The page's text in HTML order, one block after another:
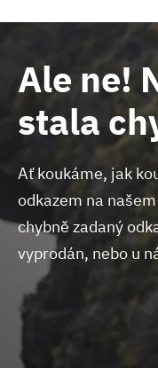
Ale ne!
stala
Ať koukáme, jak
odkazem na
chybně zadaný
vyprodán, nebo u